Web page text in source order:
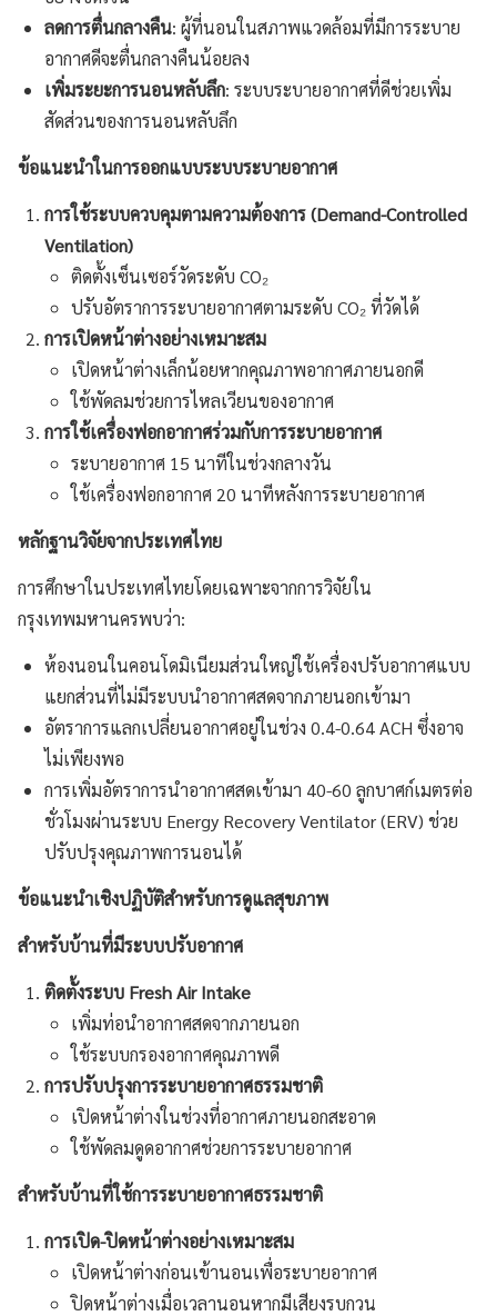
ลดการตื่นกลางคืน: ผู้ที่นอนในสภาพแวดล้อมที่มีการระบาย
อากาศดีจะตื่นกลางคืนน้อยลง
เพิ่มระยะการนอนหลับลึก: ระบบระบายอากาศที่ดีช่วยเพิ่ม
สัดส่วนของการนอนหลับลึก
ข้อแนะนำในการออกแบบระบบระบายอากาศ
การใช้ระบบควบคุมตามความต้องการ (Demand-Controlled
Ventilation)
ติดตั้งเซ็นเซอร์วัดระดับ CO₂
ปรับอัตราการระบายอากาศตามระดับ CO₂ ที่วัดได้
การเปิดหน้าต่างอย่างเหมาะสม
เปิดหน้าต่างเล็กน้อยหากคุณภาพอากาศภายนอกดี
ใช้พัดลมช่วยการไหลเวียนของอากาศ
การใช้เครื่องฟอกอากาศร่วมกับการระบายอากาศ
ระบายอากาศ 15 นาทีในช่วงกลางวัน
ใช้เครื่องฟอกอากาศ 20 นาทีหลังการระบายอากาศ
หลักฐานวิจัยจากประเทศไทย
การศึกษาในประเทศไทยโดยเฉพาะจากการวิจัยใน
กรุงเทพมหานครพบว่า:
ห้องนอนในคอนโดมิเนียมส่วนใหญ่ใช้เครื่องปรับอากาศแบบ
แยกส่วนที่ไม่มีระบบนำอากาศสดจากภายนอกเข้ามา
อัตราการแลกเปลี่ยนอากาศอยู่ในช่วง 0.4-0.64 ACH ซึ่งอาจ
ไม่เพียงพอ
การเพิ่มอัตราการนำอากาศสดเข้ามา 40-60 ลูกบาศก์เมตรต่อ
ชั่วโมงผ่านระบบ Energy Recovery Ventilator (ERV) ช่วย
ปรับปรุงคุณภาพการนอนได้
ข้อแนะนำเชิงปฏิบัติสำหรับการดูแลสุขภาพ
สำหรับบ้านที่มีระบบปรับอากาศ
ติดตั้งระบบ Fresh Air Intake
เพิ่มท่อนำอากาศสดจากภายนอก
ใช้ระบบกรองอากาศคุณภาพดี
การปรับปรุงการระบายอากาศธรรมชาติ
เปิดหน้าต่างในช่วงที่อากาศภายนอกสะอาด
ใช้พัดลมดูดอากาศช่วยการระบายอากาศ
สำหรับบ้านที่ใช้การระบายอากาศธรรมชาติ
การเปิด-ปิดหน้าต่างอย่างเหมาะสม
เปิดหน้าต่างก่อนเข้านอนเพื่อระบายอากาศ
ปิดหน้าต่างเมื่อเวลานอนหากมีเสียงรบกวน